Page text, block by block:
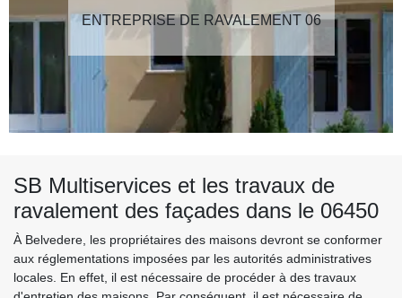
ENTREPRISE DE RAVALEMENT 06
SB Multiservices et les travaux de
ravalement des façades dans le 06450
À Belvedere, les propriétaires des maisons devront se conformer
aux réglementations imposées par les autorités administratives
locales. En effet, il est nécessaire de procéder à des travaux